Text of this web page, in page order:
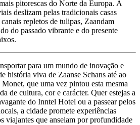
pitorescas do Norte da Europa. À
deslizam pelas tradicionais casas
repletos de tulipas, Zaandam
do passado vibrante e do presente
para um mundo de inovação e
história viva de Zaanse Schans até ao
que uma vez pintou esta mesma
de cultura, cor e carácter. Quer estejas a
do Inntel Hotel ou a passear pelos
a cidade promete experiências
viajantes que anseiam por profundidade